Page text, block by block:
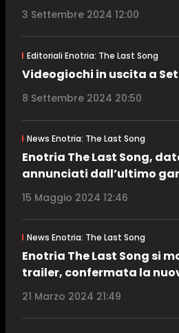
3 Settembre 2024 12:00
Editoriali Enotria: The Last Song
Videogiochi in uscita a
8 Settembre 2024 20:50
News Enotria: The Last Song
Enotria The Last Song,
annunciati dall’ultimo
15 Maggio 2024 12:46
News Enotria: The Last Song
Enotria The Last Song si
trailer, confermata la
21 Marzo 2024 21:49